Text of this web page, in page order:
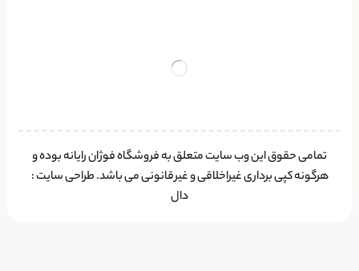
تمامی حقوق این وب سایت متعلق به فروشگاه فوژان رایانه بوده و
هرگونه کپی برداری غیراخلاقی و غیرقانونی می باشد.طراحی سایت:
دال